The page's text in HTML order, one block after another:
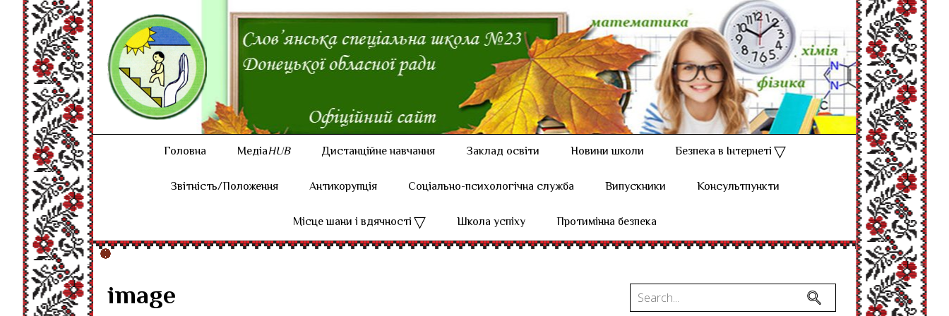
Головна МедіаHUB Дистанційне навчання Заклад освіти Новини школи
Безпека в Інтернеті
Звітність/Положення
Антикорупція Соціально-психологічна служба Випускники
Консультпункти
Місце шани і вдячності
Школа успіху Протимінна безпека
image